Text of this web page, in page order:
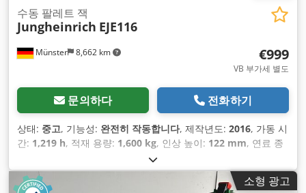
Münster 8,662 km
수동 팔레트 잭
Jungheinrich EJE116
€999
VB 부가세 별도
문의하다 전화하기
상태: 중고, 기능성: 완전히 작동합니다, 제작년도: 2016, 가동 시
간: 1,219 h, 적재 용량: 1,600 kg, 인상 높이: 122 mm, 연료 종
1,313 mm, 포크 길이:
량:439 kg, 총 길이:1,644 mm, 구동 방식:Elektro, 건설 폭:
720 mm
소형 광고